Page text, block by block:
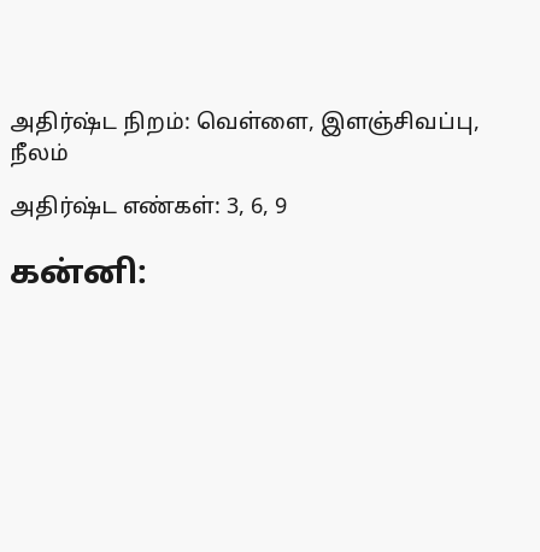
அதிர்ஷ்ட நிறம்: வெள்ளை, இளஞ்சிவப்பு,
நீலம்
அதிர்ஷ்ட எண்கள்: 3, 6, 9
கன்னி: